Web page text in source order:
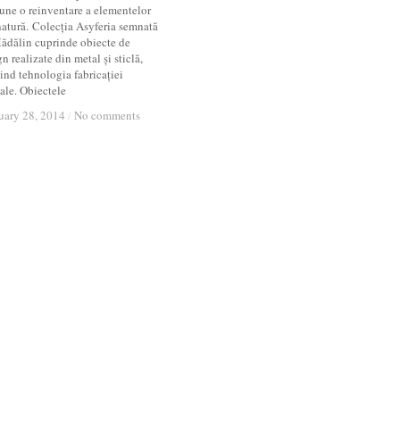
o reinventare a elementelor
Colecția Asyferia semnată
cuprinde obiecte de
realizate din metal și sticlă,
tehnologia fabricației
Obiectele
28, 2014 / No comments
28, 2014 / No comments